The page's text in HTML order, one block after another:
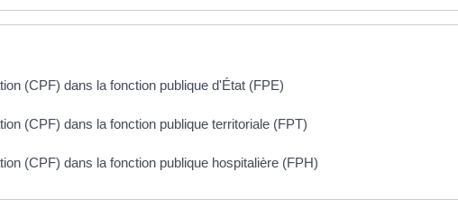
(CPF) dans la fonction publique d'État (FPE)
(CPF) dans la fonction publique territoriale (FPT)
(CPF) dans la fonction publique hospitalière (FPH)